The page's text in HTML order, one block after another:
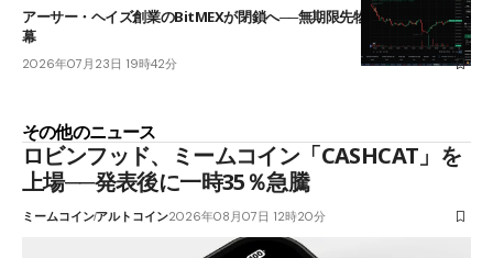
アーサー・ヘイズ創業のBitMEXが閉鎖へ──無期限先物を生んだ11年に
幕
2026年07月23日 19時42分
その他のニュース
ロビンフッド、ミームコイン「CASHCAT」を
上場──発表後に一時35％急騰
ミームコインアルトコイン2026年08月07日 12時20分